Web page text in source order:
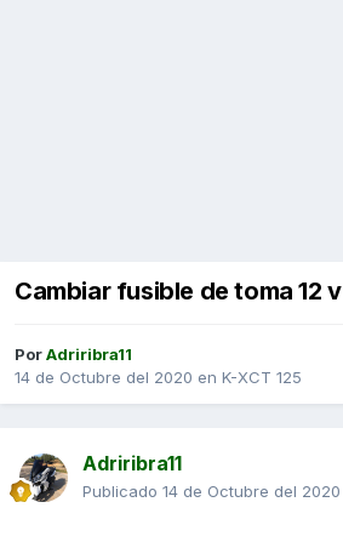
Cambiar fusible de toma 12 v
PorAdriribra11
14 de Octubre del 2020 en K-XCT 125
Adriribra11
Publicado 14 de Octubre del 2020